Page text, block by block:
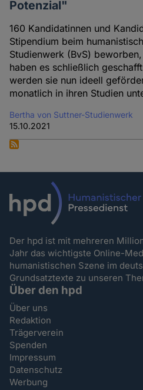
Potenzial"
160 Kandidatinnen und
Stipendium beim
Studienwerk (BvS)
haben es schließlich
werden sie nun ideell
monatlich in ihren Studien
Bertha von Suttner-Studienwerk
15.10.2021
Der hpd ist mit mehreren
Jahr das wichtigste Online-
humanistischen Szene im
Grundsatztexte zu unseren
Über den hpd
Über uns
Redaktion
Trägerverein
Spenden
Impressum
Datenschutz
Werbung